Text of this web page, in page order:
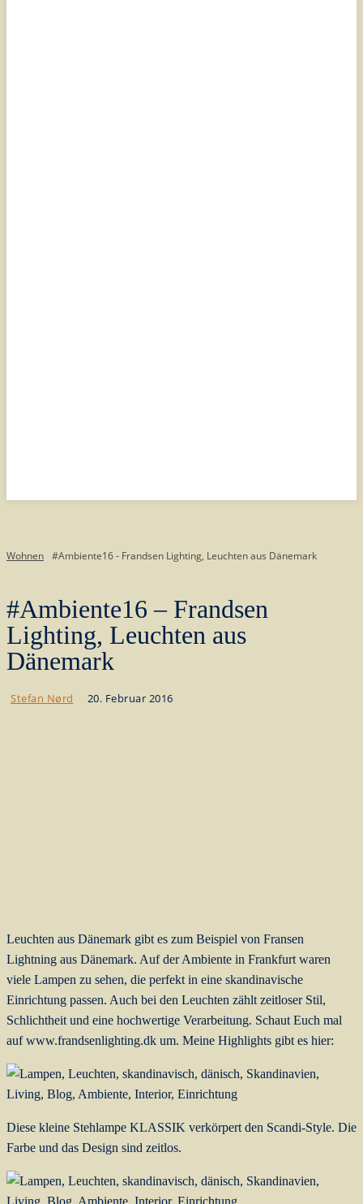
Wohnen #Ambiente16 - Frandsen Lighting, Leuchten aus Dänemark
#Ambiente16 – Frandsen
Lighting, Leuchten aus
Dänemark
Stefan Nørd 20. Februar 2016
Leuchten aus Dänemark gibt es zum Beispiel von Fransen
Lightning aus Dänemark. Auf der Ambiente in Frankfurt waren
viele Lampen zu sehen, die perfekt in eine skandinavische
Einrichtung passen. Auch bei den Leuchten zählt zeitloser Stil,
Schlichtheit und eine hochwertige Verarbeitung. Schaut Euch mal
auf www.frandsenlighting.dk um. Meine Highlights gibt es hier:
Diese kleine Stehlampe KLASSIK verkörpert den Scandi-Style. Die
Farbe und das Design sind zeitlos.